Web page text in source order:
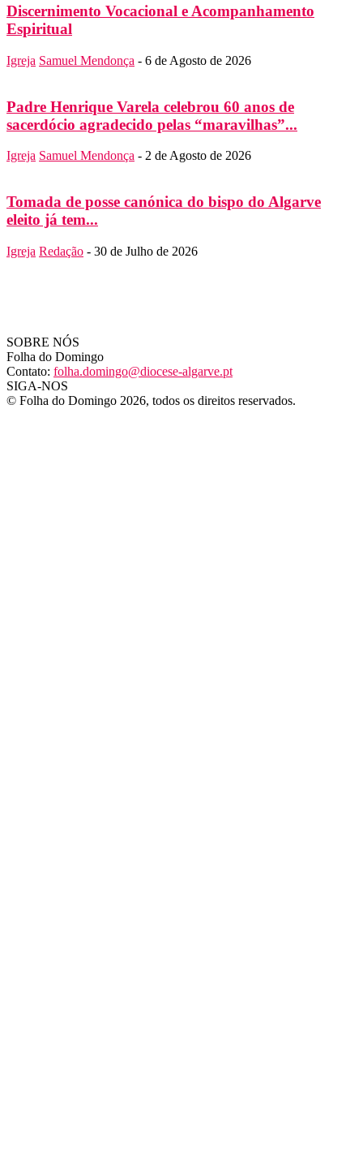
Discernimento Vocacional e Acompanhamento
Espiritual
Igreja Samuel Mendonça - 6 de Agosto de 2026
Padre Henrique Varela celebrou 60 anos de
sacerdócio agradecido pelas “maravilhas”...
Igreja Samuel Mendonça - 2 de Agosto de 2026
Tomada de posse canónica do bispo do Algarve
eleito já tem...
Igreja Redação - 30 de Julho de 2026
SOBRE NÓS
Folha do Domingo
Contato: folha.domingo@diocese-algarve.pt
SIGA-NOS
© Folha do Domingo 2026, todos os direitos reservados.